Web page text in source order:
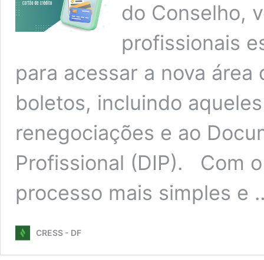
do Conselho,
profissionais
para acessar a nova
boletos, incluindo
renegociações e ao
Profissional (DIP). Com
processo mais simples e
CRESS - DF